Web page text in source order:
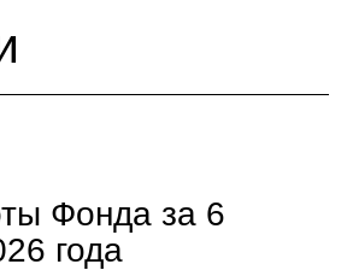
Фонда за 6
года